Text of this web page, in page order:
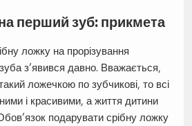
перший зуб: прикмета
ложку на прорізування
з’явився давно. Вважається,
ложечкою по зубчикові, то всі
і красивими, а життя дитини
подарувати срібну ложку